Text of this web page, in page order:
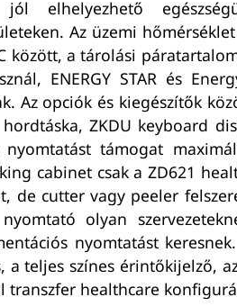
Az üzemi
között, a tárolási
ENERGY STAR és
Az opciók és kiegészítők
ZKDU keyboard
támogat
cabinet csak a ZD621
cutter vagy peeler
olyan
nyomtatást
teljes színes érintőkijelző,
healthcare